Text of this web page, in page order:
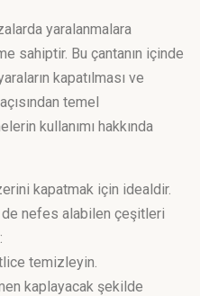
yaralanmalara
sahiptir. Bu çantanın içinde
kapatılması ve
temel
kullanımı hakkında
kapatmak için idealdir.
nefes alabilen çeşitleri
temizleyin.
kaplayacak şekilde